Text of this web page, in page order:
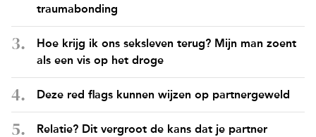
traumabonding
Hoe krijg ik ons seksleven terug? Mijn man zoent
als een vis op het droge
Deze red flags kunnen wijzen op partnergeweld
Relatie? Dit vergroot de kans dat je partner